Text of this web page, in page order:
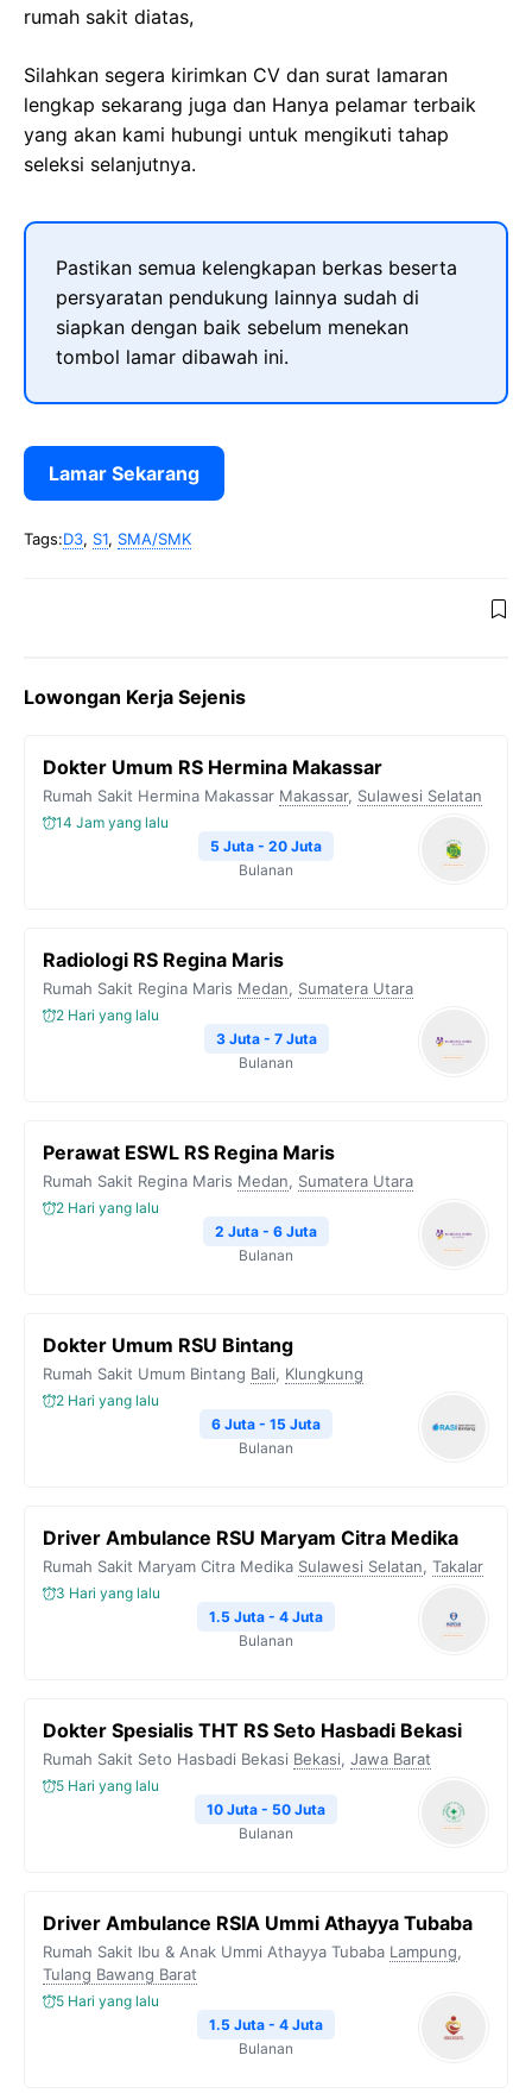
rumah sakit diatas,
Silahkan segera kirimkan CV dan surat lamaran
lengkap sekarang juga dan Hanya pelamar terbaik
yang akan kami hubungi untuk mengikuti tahap
seleksi selanjutnya.
Pastikan semua kelengkapan berkas beserta
persyaratan pendukung lainnya sudah di
siapkan dengan baik sebelum menekan
tombol lamar dibawah ini.
Lamar Sekarang
Tags:D3, S1, SMA/SMK
Lowongan Kerja Sejenis
Dokter Umum RS Hermina Makassar
Rumah Sakit Hermina Makassar Makassar, Sulawesi Selatan
14 Jam yang lalu
5 Juta - 20 Juta
Bulanan
Radiologi RS Regina Maris
Rumah Sakit Regina Maris Medan, Sumatera Utara
2 Hari yang lalu
3 Juta - 7 Juta
Bulanan
Perawat ESWL RS Regina Maris
Rumah Sakit Regina Maris Medan, Sumatera Utara
2 Hari yang lalu
2 Juta - 6 Juta
Bulanan
Dokter Umum RSU Bintang
Rumah Sakit Umum Bintang Bali, Klungkung
2 Hari yang lalu
6 Juta - 15 Juta
Bulanan
Driver Ambulance RSU Maryam Citra Medika
Rumah Sakit Maryam Citra Medika Sulawesi Selatan, Takalar
3 Hari yang lalu
1.5 Juta - 4 Juta
Bulanan
Dokter Spesialis THT RS Seto Hasbadi Bekasi
Rumah Sakit Seto Hasbadi Bekasi Bekasi, Jawa Barat
5 Hari yang lalu
10 Juta - 50 Juta
Bulanan
Driver Ambulance RSIA Ummi Athayya Tubaba
Rumah Sakit Ibu & Anak Ummi Athayya Tubaba Lampung,
Tulang Bawang Barat
5 Hari yang lalu
1.5 Juta - 4 Juta
Bulanan